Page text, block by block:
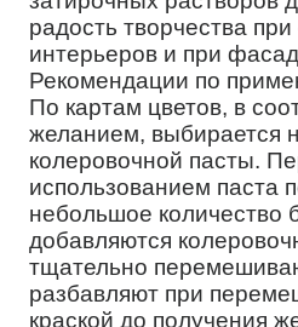
радость творчества
интерьеров и при
Рекомендации по
По картам цветов, в
желанием, выбирается
колеровочной пасты.
использованием паста
небольшое количество
добавляются
тщательно
разбавляют при
краской до получения